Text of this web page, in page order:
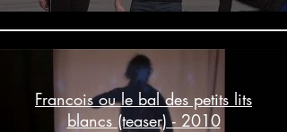
Francois ou le bal des petits lits
blancs (teaser) - 2010